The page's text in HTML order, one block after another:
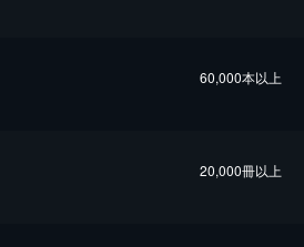
60,000本以上
20,000冊以上